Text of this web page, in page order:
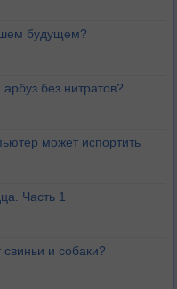
будущем?
без нитратов?
может испортить
Часть 1
и собаки?